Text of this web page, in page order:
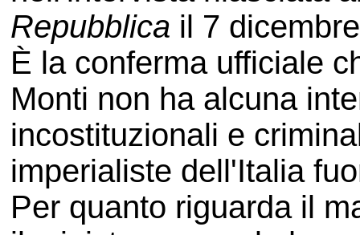
Repubblica il 7
È la conferma ufficiale
Monti non ha alcuna
incostituzionali e
imperialiste dell'Italia
Per quanto riguarda il